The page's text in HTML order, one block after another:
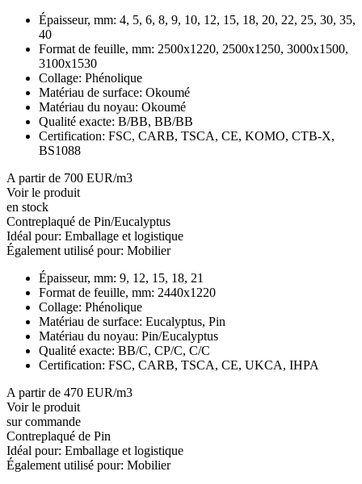
Épaisseur, mm: 4, 5, 6, 8, 9, 10, 12, 15, 18, 20, 22, 25, 30, 35,
40
Format de feuille, mm: 2500x1220, 2500x1250, 3000x1500,
3100x1530
Collage: Phénolique
Matériau de surface: Okoumé
Matériau du noyau: Okoumé
Qualité exacte: B/BB, BB/BB
Certification: FSC, CARB, TSCA, CE, KOMO, CTB-X,
BS1088
A partir de 700 EUR/m3
Voir le produit
en stock
Contreplaqué de Pin/Eucalyptus
Idéal pour: Emballage et logistique
Également utilisé pour: Mobilier
Épaisseur, mm: 9, 12, 15, 18, 21
Format de feuille, mm: 2440x1220
Collage: Phénolique
Matériau de surface: Eucalyptus, Pin
Matériau du noyau: Pin/Eucalyptus
Qualité exacte: BB/C, CP/C, C/C
Certification: FSC, CARB, TSCA, CE, UKCA, IHPA
A partir de 470 EUR/m3
Voir le produit
sur commande
Contreplaqué de Pin
Idéal pour: Emballage et logistique
Également utilisé pour: Mobilier